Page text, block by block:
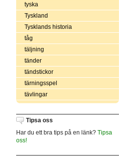
tyska
Tyskland
Tysklands historia
tåg
täljning
tänder
tändstickor
tärningsspel
tävlingar
Tipsa oss
Har du ett bra tips på en länk? Tipsa
oss!